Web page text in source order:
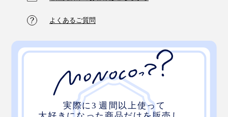
よくあるご質問